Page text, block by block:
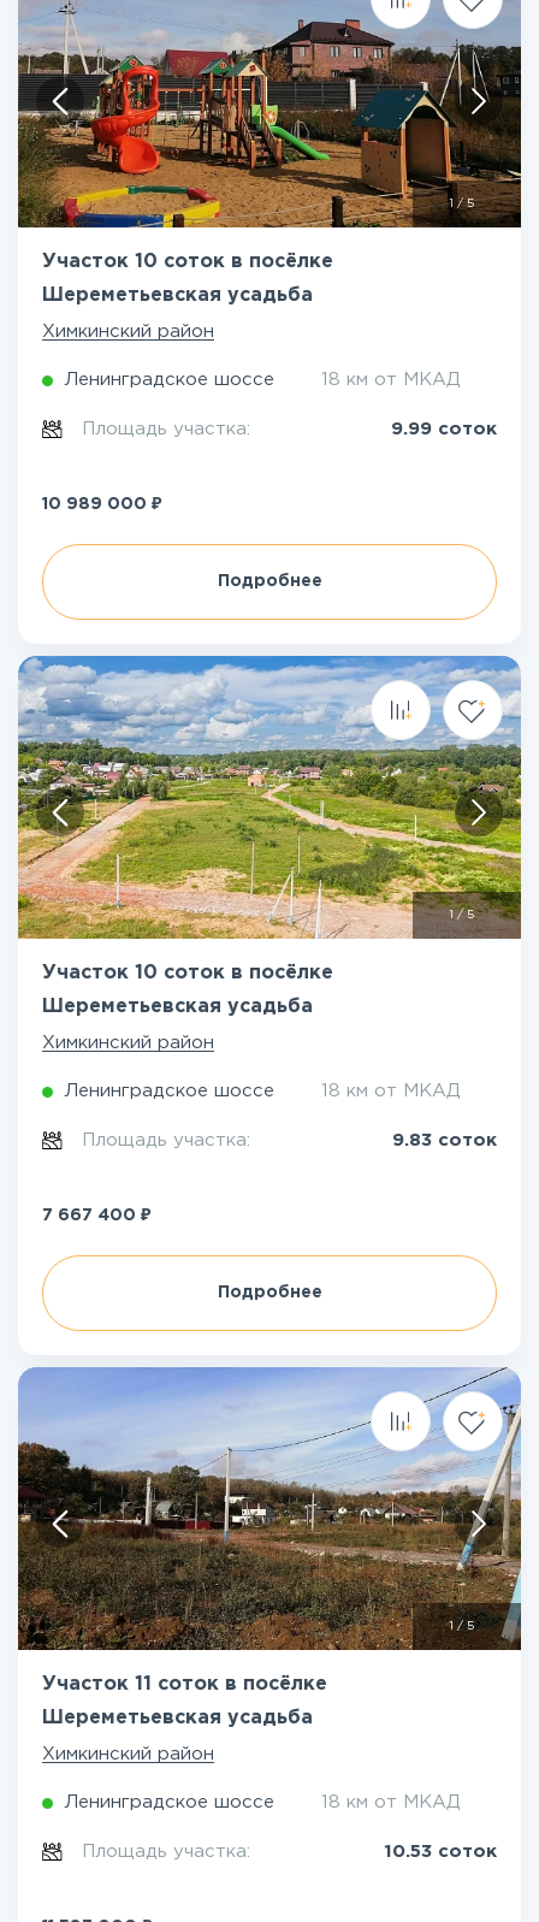
1 /5
Участок 10 соток в посёлке
Шереметьевская усадьба
Химкинский район
Ленинградское шоссе 18 км от МКАД
Площадь участка: 9.99 соток
10 989 000 ₽
Подробнее
/ 5
Участок 10 соток в посёлке
Шереметьевская усадьба
Химкинский район
Ленинградское шоссе 18 км от МКАД
Площадь участка: 9.83 соток
7 667 400 ₽
Подробнее
1/5
Участок 11 соток в посёлке
Шереметьевская усадьба
Химкинский район
Ленинградское шоссе 18 км от МКАД
Площадь участка: 10.53 соток